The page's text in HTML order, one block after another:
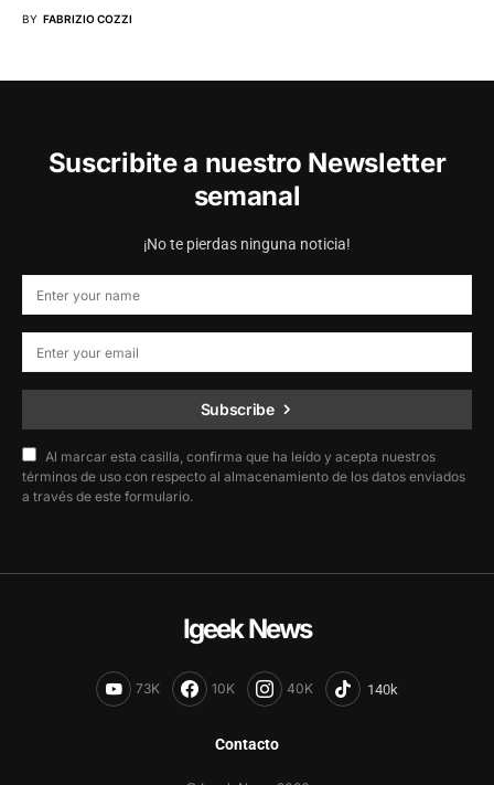
BY FABRIZIO COZZI
Suscribite a nuestro Newsletter
semanal
¡No te pierdas ninguna noticia!
Subscribe
Al marcar esta casilla, confirma que ha leído y acepta nuestros
términos de uso con respecto al almacenamiento de los datos enviados
a través de este formulario.
Igeek News
73K 10K 40K
Contacto